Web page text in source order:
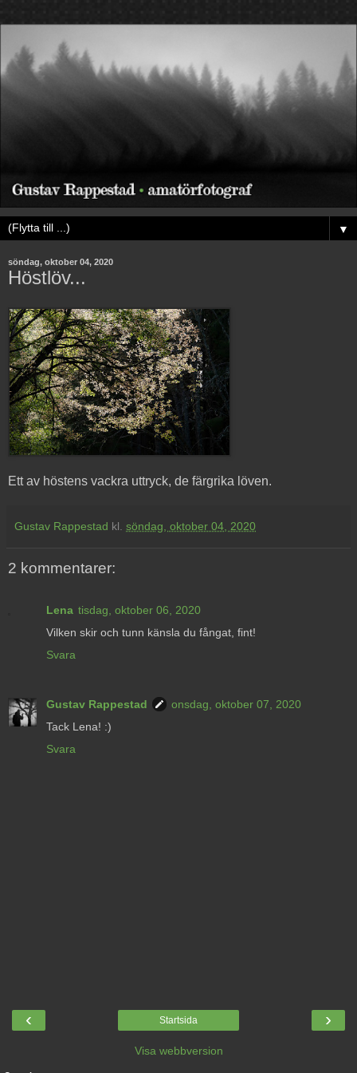
▼
söndag, oktober 04, 2020
Höstlöv...
Ett av höstens vackra uttryck, de färgrika löven.
Gustav Rappestad kl. söndag, oktober 04, 2020
2 kommentarer:
Lena tisdag, oktober 06, 2020
Vilken skir och tunn känsla du fångat, fint!
Svara
Gustav Rappestad
onsdag, oktober 07, 2020
Tack Lena! :)
Svara
‹ ›
Startsida
Visa webbversion